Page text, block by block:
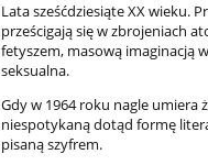
Lata sześćdziesiąte XX wieku.
prześcigają się w zbrojeniach
fetyszem, masową imaginacją
seksualna.
Gdy w 1964 roku nagle umiera
niespotykaną dotąd formę
pisaną szyfrem.